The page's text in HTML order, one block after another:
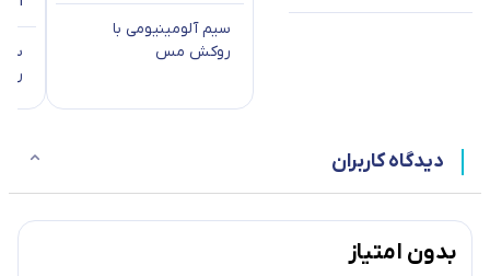
سیم آلومینیومی با
روکش مس
دیدگاه کاربران
بدون امتیاز